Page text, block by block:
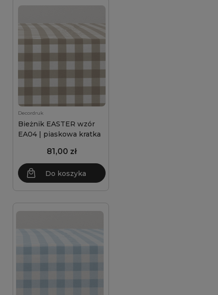
Decordruk
Bieżnik EASTER wzór
EA04 | piaskowa kratka
81,00 zł
Do koszyka